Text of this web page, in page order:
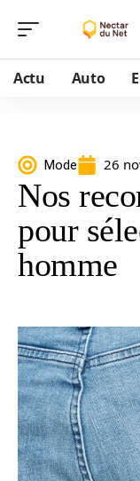
Actu Auto
Mode 26
Nos
pour
homme